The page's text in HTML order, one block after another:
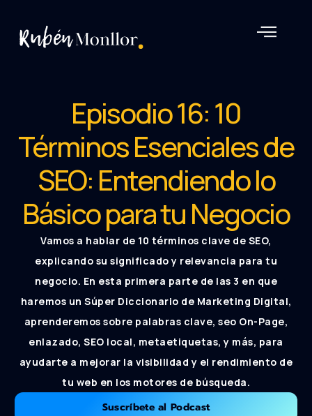
Episodio 16: 10
Términos Esenciales de
SEO: Entendiendo lo
Básico para tu Negocio
Vamos a hablar de 10 términos clave de SEO,
explicando su significado y relevancia para tu
negocio. En esta primera parte de las 3 en que
haremos un Súper Diccionario de Marketing Digital,
aprenderemos sobre palabras clave, seo On-Page,
enlazado, SEO local, metaetiquetas, y más, para
ayudarte a mejorar la visibilidad y el rendimiento de
tu web en los motores de búsqueda.
Suscríbete al Podcast